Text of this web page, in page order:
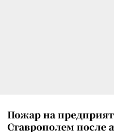
Пожар на
Ставрополем после